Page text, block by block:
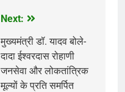
Next:
मुख्यमंत्री डॉ. यादव बोले-
दादा ईश्वरदास रोहाणी
जनसेवा और लोकतांत्रिक
मूल्यों के प्रति समर्पित